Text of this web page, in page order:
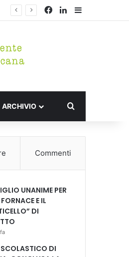
Facebook
LinkedIn
ARCHIVIO
Commenti
UNANIME PER
E IL
DI
DI